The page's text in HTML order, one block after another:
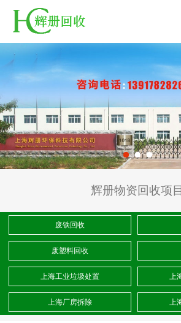
辉册物资回收项目
废铁回收
废塑料回收
上海工业垃圾处置 上
上海厂房拆除 上